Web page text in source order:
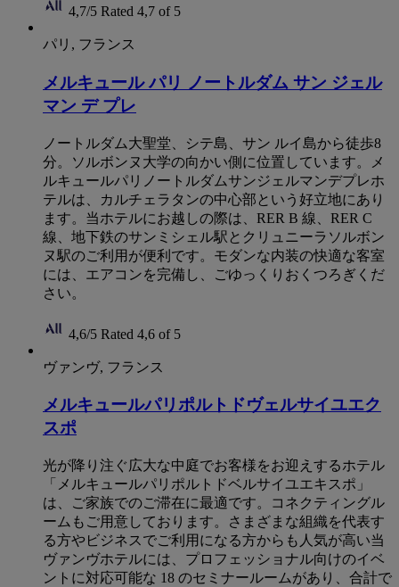
4,7/5 Rated 4,7 of 5
パリ, フランス
メルキュール パリ ノートルダム サン ジェル
マン デ プレ
ノートルダム大聖堂、シテ島、サン ルイ島から徒歩8
分。ソルボンヌ大学の向かい側に位置しています。メ
ルキュールパリノートルダムサンジェルマンデプレホ
テルは、カルチェラタンの中心部という好立地にあり
ます。当ホテルにお越しの際は、RER B 線、RER C
線、地下鉄のサンミシェル駅とクリュニーラソルボン
ヌ駅のご利用が便利です。モダンな内装の快適な客室
には、エアコンを完備し、ごゆっくりおくつろぎくだ
さい。
4,6/5 Rated 4,6 of 5
ヴァンヴ, フランス
メルキュールパリポルトドヴェルサイユエク
スポ
光が降り注ぐ広大な中庭でお客様をお迎えするホテル
「メルキュールパリポルトドベルサイユエキスポ」
は、ご家族でのご滞在に最適です。コネクティングル
ームもご用意しております。さまざまな組織を代表す
る方やビジネスでご利用になる方からも人気が高い当
ヴァンヴホテルには、プロフェッショナル向けのイベ
ントに対応可能な 18 のセミナールームがあり、合計で